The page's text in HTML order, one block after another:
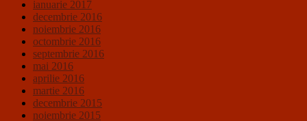
ianuarie 2017
decembrie 2016
noiembrie 2016
octombrie 2016
septembrie 2016
mai 2016
aprilie 2016
martie 2016
decembrie 2015
noiembrie 2015